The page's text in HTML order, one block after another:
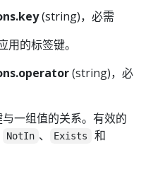
(string)，必需
用的标签键。
(string)，必
一组值的关系。有效的
NotIn 、 Exists 和